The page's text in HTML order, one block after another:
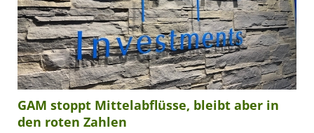
GAM stoppt Mittelabflüsse, bleibt aber in
den roten Zahlen